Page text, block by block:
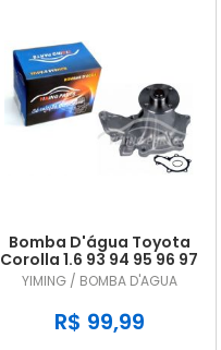
Bomba D'água Toyota
Corolla 1.6 93 94 95 96 97
98 99 00 01 Motor
AT190/4AFEL
YIMING / BOMBA D'AGUA
R$ 99,99